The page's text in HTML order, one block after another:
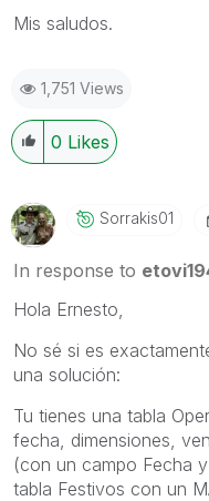
Mis saludos.
1,751 Views
0 Likes
Sorrakis01
In response to
Hola Ernesto,
No sé si es
una solución:
Tu tienes una tabla
fecha, dimensiones,
(con un campo Fecha
tabla Festivos con un